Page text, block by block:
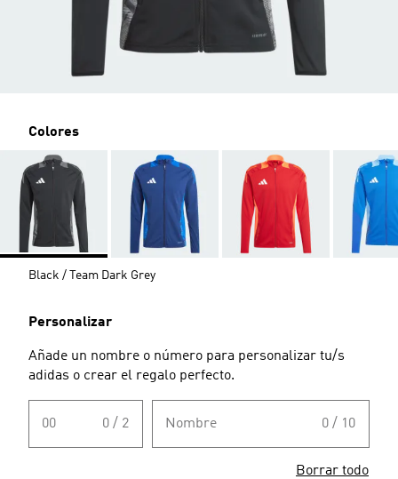
Colores
Black / Team Dark Grey
Personalizar
Añade un nombre o número para personalizar tu/s
adidas o crear el regalo perfecto.
00 0 / 2 Nombre 0 / 10
Borrar todo